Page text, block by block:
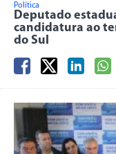
Política
Deputado
candidatura ao
do Sul